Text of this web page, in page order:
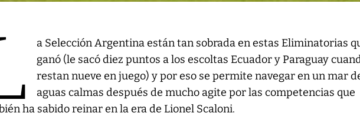
a Selección Argentina están tan sobrada en estas Eliminatorias
ganó (le sacó diez puntos a los escoltas Ecuador y Paraguay
restan nueve en juego) y por eso se permite navegar en un mar
aguas calmas después de mucho agite por las competencias que
ha sabido reinar en la era de Lionel Scaloni.